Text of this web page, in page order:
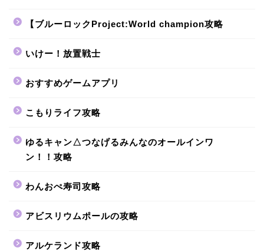
【ブルーロックProject:World champion攻略
いけー！放置戦士
おすすめゲームアプリ
こもりライフ攻略
ゆるキャン△つなげるみんなのオールインワ
ン！！攻略
わんおぺ寿司攻略
アビスリウムポールの攻略
アルケランド攻略